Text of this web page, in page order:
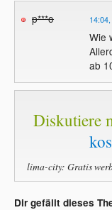
p***o
Wie
ab
Diskutiere
lima-city: Gratis
Dir gefällt dieses